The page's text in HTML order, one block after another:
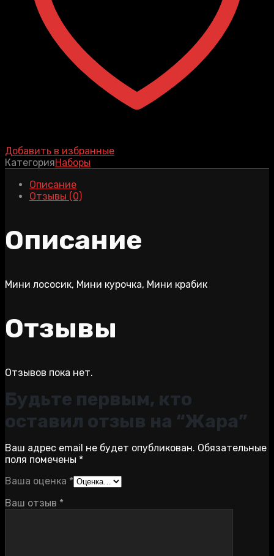
Добавить в избранные
КатегорияНаборы
Описание
Отзывы (0)
Описание
Мини лососик, Мини курочка, Мини крабик
Отзывы
Отзывов пока нет.
Будьте первым, кто
оставил отзыв на “Жара”
Ваш адрес email не будет опубликован. Обязательные
поля помечены *
Ваша оценка *
Ваш отзыв *